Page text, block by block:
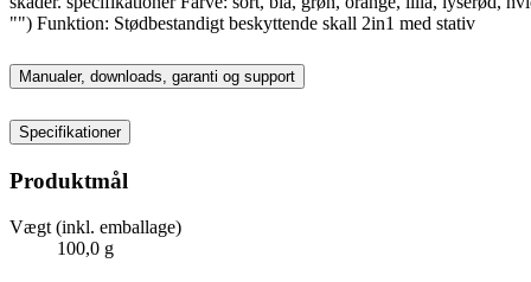
"") Funktion: Stødbestandigt beskyttende skall 2in1 med stativ
Manualer, downloads, garanti og support
Specifikationer
Produktmål
Vægt (inkl. emballage)
100,0 g